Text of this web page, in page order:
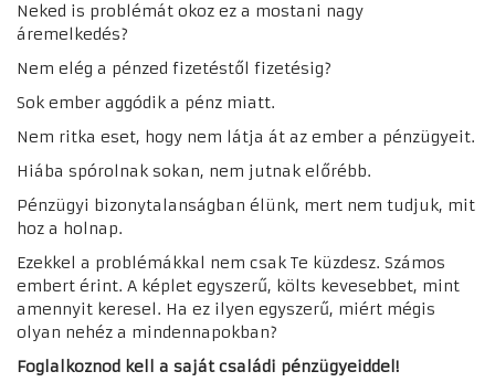
Neked is problémát okoz ez a mostani nagy
áremelkedés?
Nem elég a pénzed fizetéstől fizetésig?
Sok ember aggódik a pénz miatt.
Nem ritka eset, hogy nem látja át az ember a pénzügyeit.
Hiába spórolnak sokan, nem jutnak előrébb.
Pénzügyi bizonytalanságban élünk, mert nem tudjuk, mit
hoz a holnap.
Ezekkel a problémákkal nem csak Te küzdesz. Számos
embert érint. A képlet egyszerű, költs kevesebbet, mint
amennyit keresel. Ha ez ilyen egyszerű, miért mégis
olyan nehéz a mindennapokban?
Foglalkoznod kell a saját családi pénzügyeiddel!